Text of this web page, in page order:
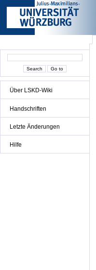
Über LSKD-Wiki
Handschriften
Letzte Änderungen
Hilfe